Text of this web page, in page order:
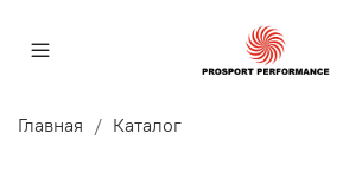
Главная Каталог